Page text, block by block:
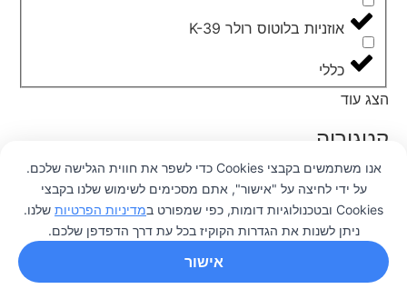
0
אוזניות בלוטוס רולר K-39
כללי
הצג עוד
קטגוריה
אריזת מתנה
אנו משתמשים בקבצי Cookies כדי לשפר את חווית הגלישה שלכם.
על ידי לחיצה על "אישור", אתם מסכימים לשימוש שלנו בקבצי
Cookies ובטכנולוגיות דומות, כפי שמפורט ב
מדיניות הפרטיות שלנו.
ניתן לשנות את הגדרות הקוקיז בכל עת דרך הדפדפן שלכם.
אישור